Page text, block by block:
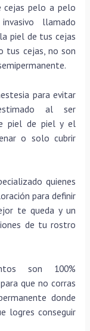
cejas pelo a pelo
llamado
piel de tus cejas
tus cejas, no son
para evitar
al ser
piel de piel y el
o solo cubrir
quienes
para definir
te queda y un
de tu rostro
son 100%
que no corras
donde
logres conseguir